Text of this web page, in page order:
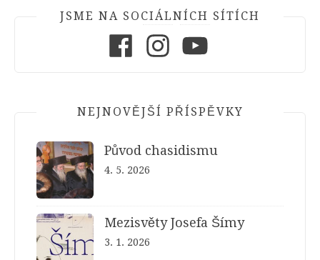
JSME NA SOCIÁLNÍCH SÍTÍCH
NEJNOVĚJŠÍ PŘÍSPĚVKY
Původ chasidismu
4. 5. 2026
Mezisvěty Josefa Šímy
3. 1. 2026